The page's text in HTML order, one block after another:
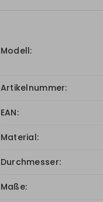
Modell:
Artikelnummer:
EAN:
Material:
Durchmesser:
Maße: